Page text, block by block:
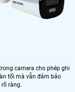
camera cho phép ghi
tối mà vẫn đảm bảo
ràng.